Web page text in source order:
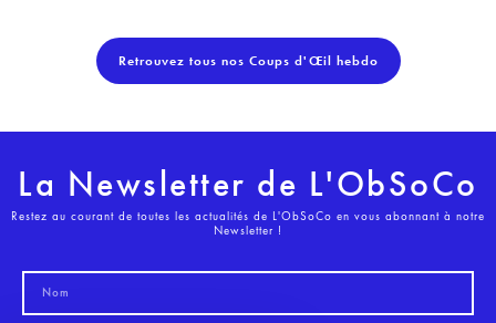
Retrouvez tous nos Coups d'Œil hebdo
La Newsletter de L'ObSoCo
Restez au courant de toutes les actualités de L'ObSoCo en vous abonnant à notre
Newsletter !